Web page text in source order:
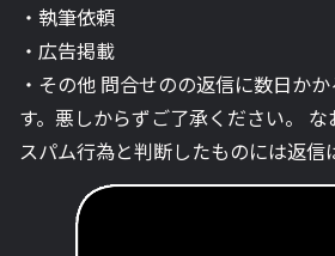
・執筆依頼
・広告掲載
・その他 問合せのの返信に数日か
す。悪しからずご了承ください。 な
スパム行為と判断したものには返信